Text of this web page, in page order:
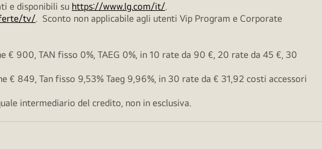
e disponibili su https://www.lg.com/it/.
tv/. Sconto non applicabile agli utenti Vip Program e Corporate
900, TAN fisso 0%, TAEG 0%, in 10 rate da 90 €, 20 rate da 45 €, 30
849, Tan fisso 9,53% Taeg 9,96%, in 30 rate da € 31,92 costi accessori
intermediario del credito, non in esclusiva.